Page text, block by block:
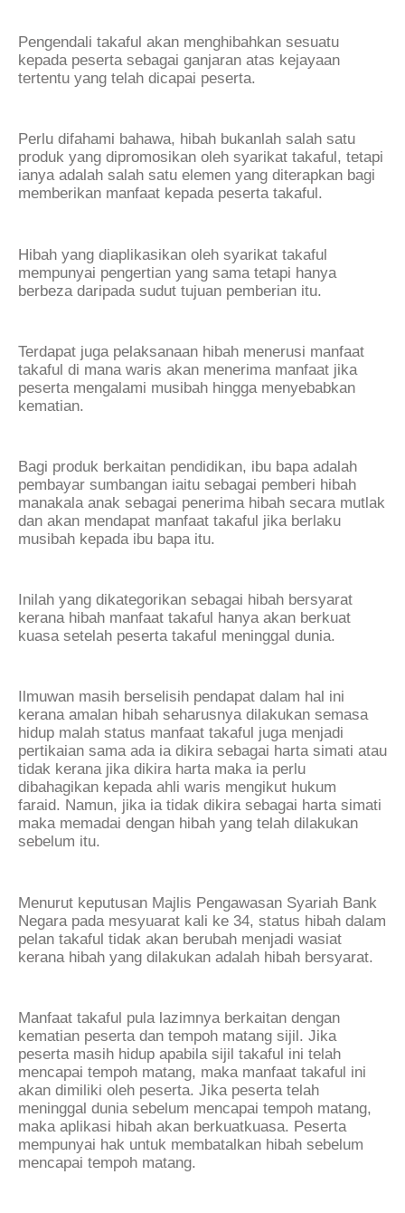
Pengendali takaful akan menghibahkan sesuatu
kepada peserta sebagai ganjaran atas kejayaan
tertentu yang telah dicapai peserta.
Perlu difahami bahawa, hibah bukanlah salah satu
produk yang dipromosikan oleh syarikat takaful, tetapi
ianya adalah salah satu elemen yang diterapkan bagi
memberikan manfaat kepada peserta takaful.
Hibah yang diaplikasikan oleh syarikat takaful
mempunyai pengertian yang sama tetapi hanya
berbeza daripada sudut tujuan pemberian itu.
Terdapat juga pelaksanaan hibah menerusi manfaat
takaful di mana waris akan menerima manfaat jika
peserta mengalami musibah hingga menyebabkan
kematian.
Bagi produk berkaitan pendidikan, ibu bapa adalah
pembayar sumbangan iaitu sebagai pemberi hibah
manakala anak sebagai penerima hibah secara mutlak
dan akan mendapat manfaat takaful jika berlaku
musibah kepada ibu bapa itu.
Inilah yang dikategorikan sebagai hibah bersyarat
kerana hibah manfaat takaful hanya akan berkuat
kuasa setelah peserta takaful meninggal dunia.
Ilmuwan masih berselisih pendapat dalam hal ini
kerana amalan hibah seharusnya dilakukan semasa
hidup malah status manfaat takaful juga menjadi
pertikaian sama ada ia dikira sebagai harta simati atau
tidak kerana jika dikira harta maka ia perlu
dibahagikan kepada ahli waris mengikut hukum
faraid. Namun, jika ia tidak dikira sebagai harta simati
maka memadai dengan hibah yang telah dilakukan
sebelum itu.
Menurut keputusan Majlis Pengawasan Syariah Bank
Negara pada mesyuarat kali ke 34, status hibah dalam
pelan takaful tidak akan berubah menjadi wasiat
kerana hibah yang dilakukan adalah hibah bersyarat.
Manfaat takaful pula lazimnya berkaitan dengan
kematian peserta dan tempoh matang sijil. Jika
peserta masih hidup apabila sijil takaful ini telah
mencapai tempoh matang, maka manfaat takaful ini
akan dimiliki oleh peserta. Jika peserta telah
meninggal dunia sebelum mencapai tempoh matang,
maka aplikasi hibah akan berkuatkuasa. Peserta
mempunyai hak untuk membatalkan hibah sebelum
mencapai tempoh matang.